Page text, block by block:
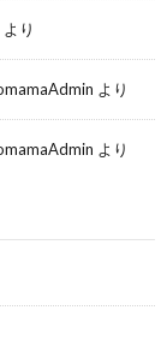
より
より
より